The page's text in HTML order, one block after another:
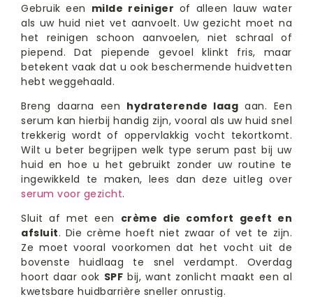
Gebruik een milde reiniger of alleen lauw water
als uw huid niet vet aanvoelt. Uw gezicht moet na
het reinigen schoon aanvoelen, niet schraal of
piepend. Dat piepende gevoel klinkt fris, maar
betekent vaak dat u ook beschermende huidvetten
hebt weggehaald.
Breng daarna een hydraterende laag aan. Een
serum kan hierbij handig zijn, vooral als uw huid snel
trekkerig wordt of oppervlakkig vocht tekortkomt.
Wilt u beter begrijpen welk type serum past bij uw
huid en hoe u het gebruikt zonder uw routine te
ingewikkeld te maken, lees dan deze uitleg over
serum voor gezicht.
Sluit af met een crème die comfort geeft en
afsluit. Die crème hoeft niet zwaar of vet te zijn.
Ze moet vooral voorkomen dat het vocht uit de
bovenste huidlaag te snel verdampt. Overdag
hoort daar ook SPF bij, want zonlicht maakt een al
kwetsbare huidbarrière sneller onrustig.